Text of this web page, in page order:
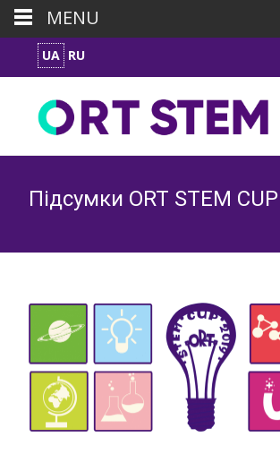
UA RU
Підсумки ORT STEM
MENU